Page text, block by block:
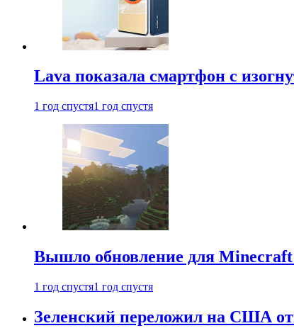
Lava показала смартфон с
1 год спустя1 год спустя
Вышло обновление для
1 год спустя1 год спустя
Зеленский переложил на США